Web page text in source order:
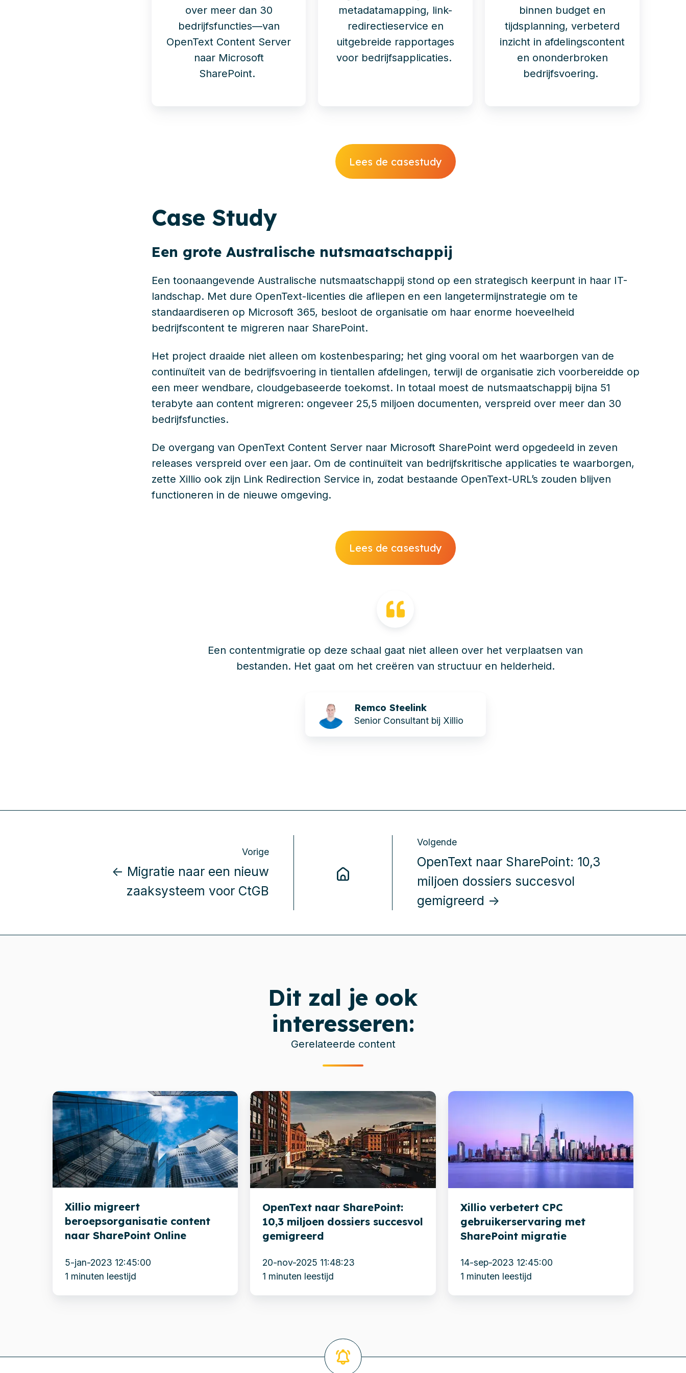
over meer dan 30
bedrijfsfuncties—van
OpenText Content Server
naar Microsoft
SharePoint.
metadatamapping, link-
redirectieservice en
uitgebreide rapportages
voor bedrijfsapplicaties.
binnen budget en
tijdsplanning, verbeterd
inzicht in afdelingscontent
en ononderbroken
bedrijfsvoering.
Lees de casestudy
Case Study
Een grote Australische nutsmaatschappij
Een toonaangevende Australische nutsmaatschappij stond op een strategisch keerpunt in haar IT-
landschap. Met dure OpenText-licenties die afliepen en een langetermijnstrategie om te
standaardiseren op Microsoft 365, besloot de organisatie om haar enorme hoeveelheid
bedrijfscontent te migreren naar SharePoint.
Het project draaide niet alleen om kostenbesparing; het ging vooral om het waarborgen van de
continuïteit van de bedrijfsvoering in tientallen afdelingen, terwijl de organisatie zich voorbereidde op
een meer wendbare, cloudgebaseerde toekomst. In totaal moest de nutsmaatschappij bijna 51
terabyte aan content migreren: ongeveer 25,5 miljoen documenten, verspreid over meer dan 30
bedrijfsfuncties.
De overgang van OpenText Content Server naar Microsoft SharePoint werd opgedeeld in zeven
releases verspreid over een jaar. Om de continuïteit van bedrijfskritische applicaties te waarborgen,
zette Xillio ook zijn Link Redirection Service in, zodat bestaande OpenText-URL’s zouden blijven
functioneren in de nieuwe omgeving.
Lees de casestudy
Een contentmigratie op deze schaal gaat niet alleen over het verplaatsen van
bestanden. Het gaat om het creëren van structuur en helderheid.
Remco Steelink
Senior Consultant bij Xillio
Vorige
← Migratie naar een nieuw
zaaksysteem voor CtGB
Volgende
OpenText naar SharePoint: 10,3
miljoen dossiers succesvol
gemigreerd →
Dit zal je ook
interesseren:
Gerelateerde content
Xillio
migreert
beroepsorganisatie
content
naar
SharePoint
Xillio migreert
beroepsorganisatie content
naar SharePoint Online
5-jan-2023 12:45:00
1 minuten leestijd
OpenText
naar
SharePoint:
10,3
miljoen
dossiers
gemigreerd
OpenText naar SharePoint:
10,3 miljoen dossiers succesvol
gemigreerd
20-nov-2025 11:48:23
1 minuten leestijd
Xillio
gebruikerservaring
met
Xillio verbetert CPC
gebruikerservaring met
SharePoint migratie
14-sep-2023 12:45:00
1 minuten leestijd